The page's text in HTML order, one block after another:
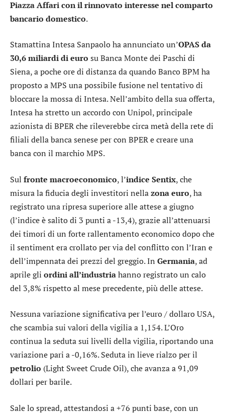
Piazza Affari con il rinnovato interesse nel comparto
bancario domestico.
StamattinaIntesa Sanpaoloha annunciato un’OPAS da
30,6 miliardi di euro suBanca Monte dei Paschi di
Siena, a poche ore di distanza da quandoBanco BPMha
proposto a MPS una possibile fusione nel tentativo di
bloccare la mossa di Intesa. Nell’ambito della sua offerta,
Intesa ha stretto un accordo con Unipol, principale
azionista di BPERche rileverebbe circa metà della rete di
filiali della banca senese per con BPER e creare una
banca con il marchio MPS.
Sul fronte macroeconomico, l’indice Sentix, che
misura la fiducia degli investitori nellazona euro, ha
registrato una ripresa superiore alle attese a giugno
(l’indice è salito di 3 punti a -13,4), grazie all’attenuarsi
dei timori di un forte rallentamento economico dopo che
il sentiment era crollato per via del conflitto con l’Iran e
dell’impennata dei prezzi del greggio. In Germania, ad
aprile gli ordini all’industriahanno registrato un calo
del 3,8% rispetto al mese precedente, più delle attese.
Nessuna variazione significativa per l’euro / dollaro USA,
che scambia sui valori della vigilia a 1,154. L’Oro
continua la seduta sui livelli della vigilia, riportando una
variazione pari a -0,16%. Seduta in lieve rialzo per il
petrolio (Light Sweet Crude Oil), che avanza a 91,09
dollari per barile.
Sale lospread, attestandosi a +76 punti base, con un